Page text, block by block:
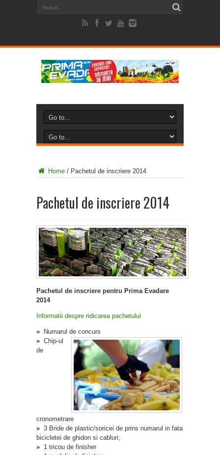
Home / Pachetul de inscriere 2014
Pachetul de inscriere 2014
Pachetul de inscriere pentru Prima Evadare
2014
Informatii despre ridicarea pachetului
»
Numarul de concurs
» Chip-ul
de
cronometrare
» 3 Bride de plastic/soricei de prins numarul in fata
bicicletei de ghidon si cabluri;
» 1 tricou de finisher